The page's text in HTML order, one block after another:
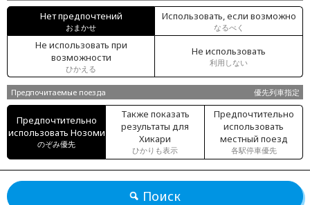
Нет предпочтений
おまかせ
Использовать, если возможно
なるべく
Не использовать при
возможности
ひかえる
Не использовать
利用しない
Предпочитаемые поезда 優先列車指定
Предпочтительно
использовать Нозоми
のぞみ優先
Также показать
результаты для
Хикари
ひかりも表示
Предпочтительно
использовать
местный поезд
各駅停車優先
Поиск